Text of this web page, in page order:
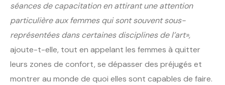
séances de capacitation en attirant une attention
particulière aux femmes qui sont souvent sous-
représentées dans certaines disciplines de l’art»,
ajoute-t-elle, tout en appelant les femmes à quitter
leurs zones de confort, se dépasser des préjugés et
montrer au monde de quoi elles sont capables de faire.